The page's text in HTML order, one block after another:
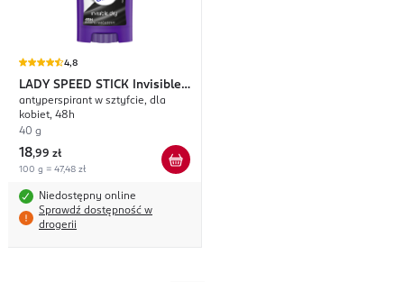
4,8
LADY SPEED STICK
Invisible
Dry
antyperspirant w sztyfcie, dla
kobiet, 48h
40 g
18,99 zł
100 g = 47,48 zł
Niedostępny online
Sprawdź dostępność w
drogerii